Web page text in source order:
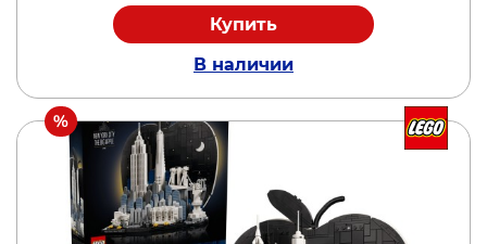
Купить
В наличии